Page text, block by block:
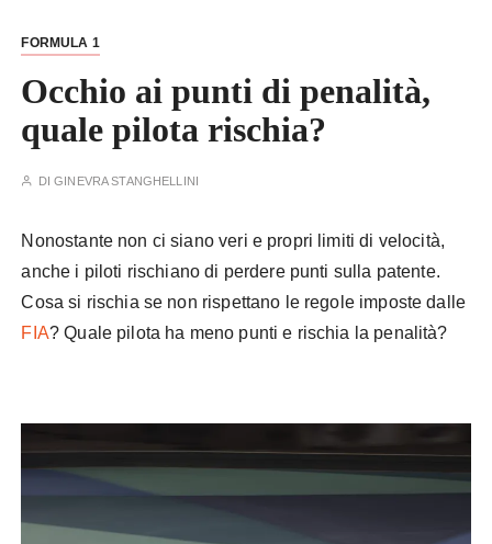
FORMULA 1
Occhio ai punti di penalità,
quale pilota rischia?
DIGINEVRA STANGHELLINI
Nonostante non ci siano veri e propri limiti di velocità,
anche i piloti rischiano di perdere punti sulla patente.
Cosa si rischia se non rispettano le regole imposte dalle
FIA? Quale pilota ha meno punti e rischia la penalità?